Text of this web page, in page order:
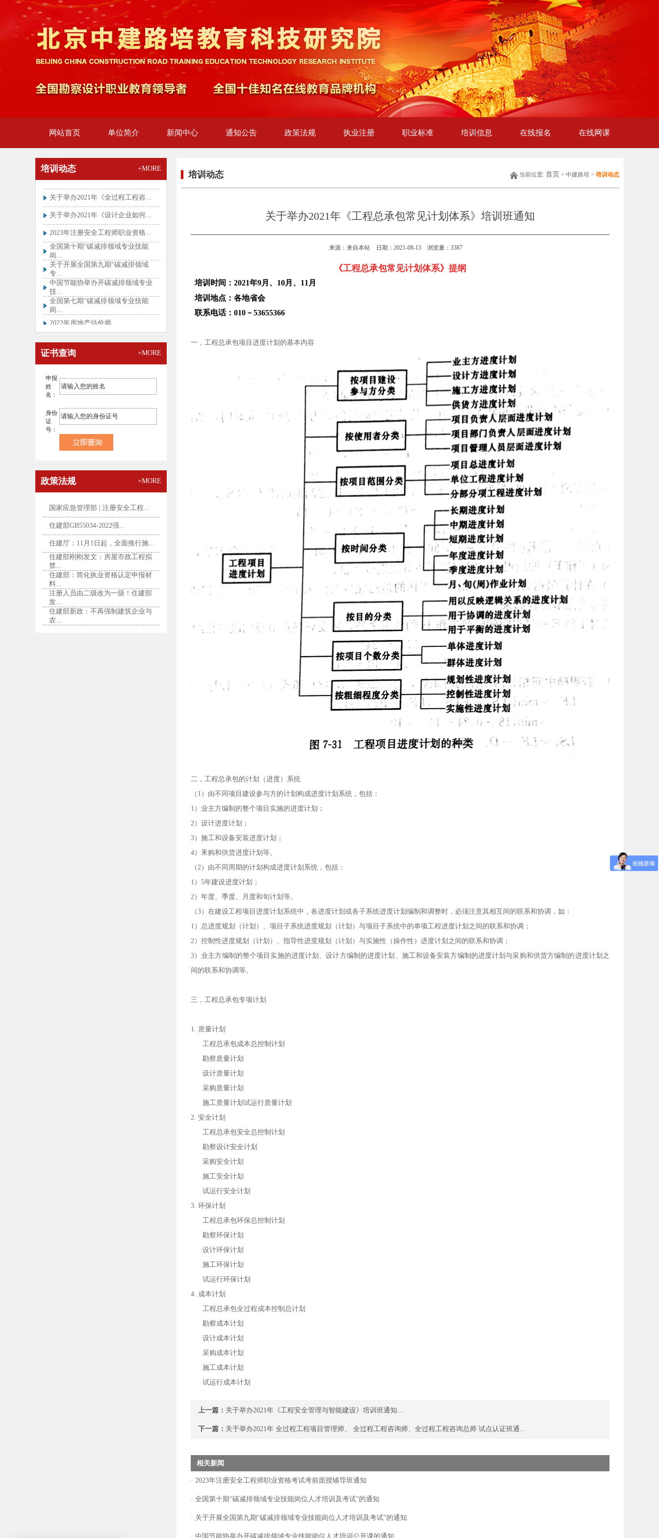
网站首页 单位简介 新闻中心 通知公告 政策法规 执业注册 职业标准 培训信息 在线报名 在线网课
培训动态 +MORE
2023年注册安全工程师职业资格...
全国第十期“碳减排领域专业技能
岗...
关于开展全国第九期“碳减排领域
专...
中国节能协举办开碳减排领域专业
技...
全国第七期“碳减排领域专业技能
岗...
2022年房地产估价师...
专...
关于推迟举行咨询工程师（投资）
职...
总监、专监实行分级管理！中监协
全国专业技术人员职业资格证书查
验...
全国第十期“碳减排领域专业技能
岗...
关于开展全国第九期“碳减排领域
专...
中国节能协举办开碳减排领域专业
技...
全国第七期“碳减排领域专业技能
岗...
2022年房地产估价师...
关于开展全国第四期“碳减排领域
专...
关于推迟举行咨询工程师（投资）
职...
全国专业技术人员职业资格证书查
验...
关于举办2021年《设计企业如何...
证书查询 +MORE
申报
姓
名：
身份
证
号：
政策法规 +MORE
国家应急管理部 | 注册安全工程...
住建部GB55034-2022强...
住建厅：11月1日起，全面推行施...
住建部刚刚发文：房屋市政工程拟
禁...
住建部：简化执业资格认定申报材
料...
注册人员由二级改为一级！住建部
发...
住建部新政：不再强制建筑企业与
农...
培训动态 当前位置: 首页 > 中建路培 > 培训动态
关于举办2021年《工程总承包常见计划体系》培训班通知
来源：来自本站 日期：2021-08-13 浏览量：3387
《工程总承包常见计划体系》提纲
培训时间：2021年9月、10月、11月
培训地点：各地省会
联系电话：010－53655366
一，工程总承包项目进度计划的基本内容
二，工程总承包的计划（进度）系统
（ 1）由不同项目建设参与方的计划构成进度计划系统，包括：
1）业主方编制的整个项目实施的进度计划；
2）设计进度计划；
3）施工和设备安装进度计划；
4）釆购和供货进度计划等。
（2）由不同周期的计划构成进度计划系统，包括：
1）5年建设进度计划；
2）年度、季度、月度和旬计划等。
（3）在建设工程项目进度计划系统中，各进度计划或各子系统进度计划编制和调整时，必须注意其相互间的联系和协调，如：
1）总进度规划（计划）、项目子系统进度规划（计划）与项目子系统中的单项工程进度计划之间的联系和协调；
2）控制性进度规划（计划）、指导性进度规划（计划）与实施性（操作性）进度计划之间的联系和协调；
3）业主方编制的整个项目实施的进度计划、设计方编制的进度计划、施工和设备安装方编制的进度计划与采购和供货方编制的进度计划之
间的联系和协调等。
三，工程总承包专项计划
1. 质量计划
工程总承包成本总控制计划
勘察质量计划
设计质量计划
采购质量计划
施工质量计划试运行质量计划
2. 安全计划
工程总承包安全总控制计划
勘察设计安全计划
采购安全计划
施工安全计划
试运行安全计划
3. 环保计划
工程总承包环保总控制计划
勘察环保计划
设计环保计划
施工环保计划
试运行环保计划
4. 成本计划
工程总承包全过程成本控制总计划
勘察成本计划
设计成本计划
采购成本计划
施工成本计划
试运行成本计划
上一篇： 关于举办2021年《工程安全管理与智能建设》培训班通知...
下一篇： 关于举办2021年 全过程工程项目管理师、 全过程工程咨询师、全过程工程咨询总师 试点认证班通...
相关新闻
· 2023年注册安全工程师职业资格考试考前面授辅导班通知
· 全国第十期“碳减排领域专业技能岗位人才培训及考试”的通知
· 关于开展全国第九期“碳减排领域专业技能岗位人才培训及考试”的通知
· 中国节能协举办开碳减排领域专业技能岗位人才培训公开课的通知